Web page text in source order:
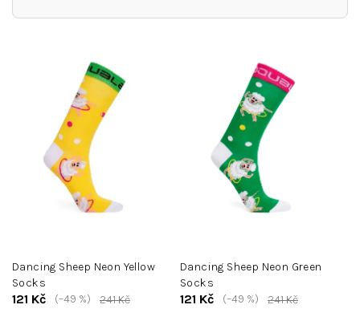
ů
Dancing Sheep Neon Yellow
Socks
121 Kč 241 Kč
(–49 %)
Dancing Sheep Neon Green
Socks
121 Kč 241 Kč
(–49 %)